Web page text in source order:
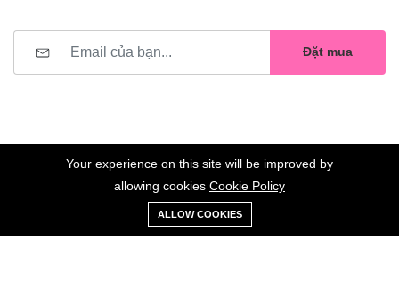
Đặt mua
©2023 Hoa Nelly . All Rights Reserved.
0
Xe
đẩy
Danh sách
yêu thích
Your experience on this site will be improved by
allowing cookies Cookie Policy
ALLOW COOKIES